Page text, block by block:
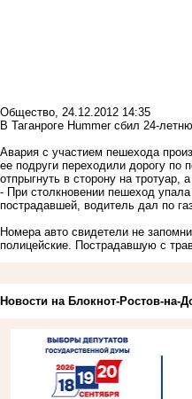
Общество, 24.12.2012 14:35
В Таганроге Hummer сбил 24-
Авария с участием пешехода
ее подруги переходили дорогу
отпрыгнуть в сторону на
- При столкновении пешеход
пострадавшей, водитель дал по
Номера авто свидетели не
полицейские. Пострадавшую с
Новости на Блoкнoт-Ростов-на-